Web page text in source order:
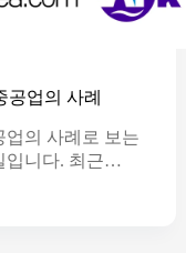
공업의 사례
업의 사례로 보는
입니다. 최근…